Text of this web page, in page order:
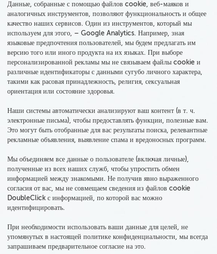
Данные, собранные с помощью файлов cookie, веб-маяков и
аналогичных инструментов, позволяют функциональность и общее
качество наших сервисов. Один из инструментов, который мы
используем для этого, – Google Analytics. Например, зная
языковые предпочтения пользователей, мы будем предлагать им
версию того или иного продукта на их языках. При выборе
персонализированной рекламы мы не связываем файлы cookie и
различные идентификаторы с данными сугубо личного характера,
такими как расовая принадлежность, религия, сексуальная
ориентация или состояние здоровья.
Наши системы автоматически анализируют ваш контент (в т. ч.
электронные письма), чтобы предоставлять функции, полезные вам.
Это могут быть отобранные для вас результаты поиска, релевантные
рекламные объявления, выявление спама и вредоносных программ.
Мы объединяем все данные о пользователе (включая личные),
полученные из всех наших служб, чтобы упростить обмен
информацией между знакомыми. Не получив явно выраженного
согласия от вас, мы не совмещаем сведения из файлов cookie
DoubleClick с информацией, по которой вас можно
идентифицировать.
При необходимости использовать ваши данные для целей, не
упомянутых в настоящей политике конфиденциальности, мы всегда
запрашиваем предварительное согласие на это.